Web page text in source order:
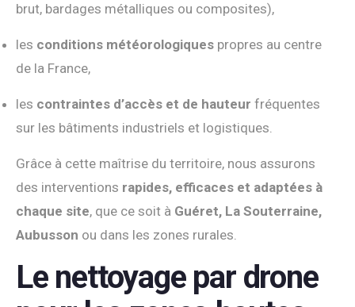
brut, bardages métalliques ou composites),
les conditions météorologiques propres au centre
de la France,
les contraintes d’accès et de hauteur fréquentes
sur les bâtiments industriels et logistiques.
Grâce à cette maîtrise du territoire, nous assurons
des interventions rapides, efficaces et adaptées à
chaque site, que ce soit à Guéret, La Souterraine,
Aubusson ou dans les zones rurales.
Le nettoyage par drone